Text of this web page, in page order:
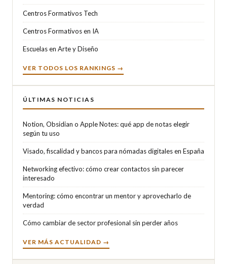
Centros Formativos Tech
Centros Formativos en IA
Escuelas en Arte y Diseño
VER TODOS LOS RANKINGS →
ÚLTIMAS NOTICIAS
Notion, Obsidian o Apple Notes: qué app de notas elegir
según tu uso
Visado, fiscalidad y bancos para nómadas digitales en España
Networking efectivo: cómo crear contactos sin parecer
interesado
Mentoring: cómo encontrar un mentor y aprovecharlo de
verdad
Cómo cambiar de sector profesional sin perder años
VER MÁS ACTUALIDAD →